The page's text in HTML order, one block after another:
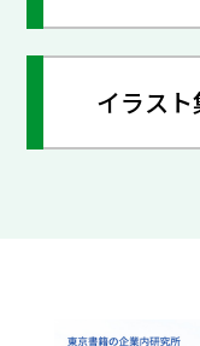
イラスト